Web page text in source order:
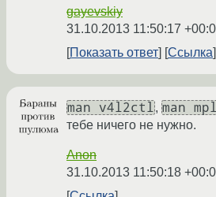
gayevskiy
31.10.2013 11:50:17
Показать ответ Ссылка
man v4l2ctl, man
тебе ничего не нужно.
Anon
31.10.2013 11:50:18